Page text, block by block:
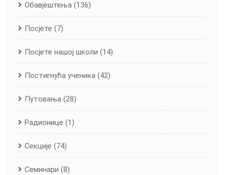
Обавјештења (136)
Посјете (7)
Посјете нашој школи (14)
Постигнућа ученика (42)
Путовања (28)
Радионице (1)
Секције (74)
Семинари (8)